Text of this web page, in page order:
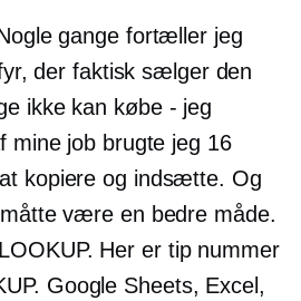
gange fortæller jeg
der faktisk sælger den
ikke kan købe - jeg
job brugte jeg 16
kopiere og indsætte. Og
være en bedre måde.
Her er tip nummer
Google Sheets, Excel,